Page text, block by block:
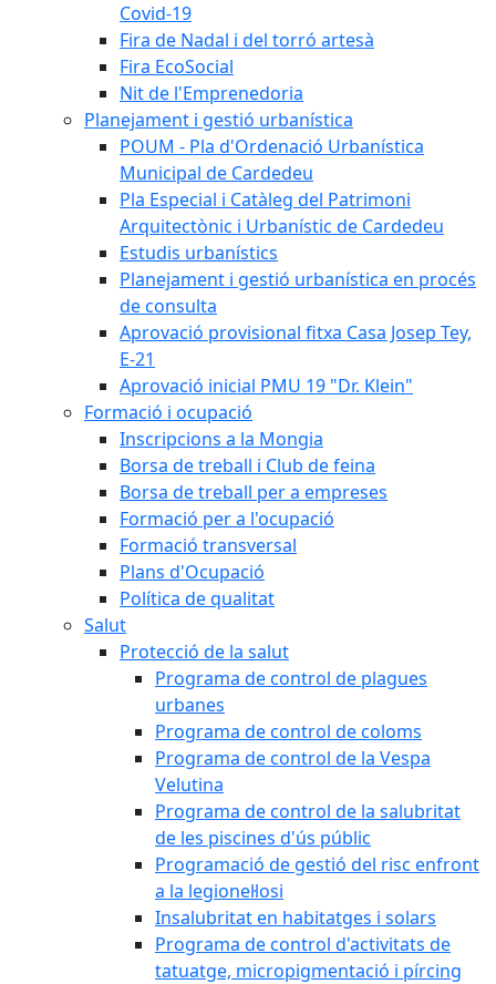
Covid-19
Fira de Nadal i del torró artesà
Fira EcoSocial
Nit de l'Emprenedoria
Planejament i gestió urbanística
POUM - Pla d'Ordenació Urbanística
Municipal de Cardedeu
Pla Especial i Catàleg del Patrimoni
Arquitectònic i Urbanístic de Cardedeu
Estudis urbanístics
Planejament i gestió urbanística en procés
de consulta
Aprovació provisional fitxa Casa Josep Tey,
E-21
Aprovació inicial PMU 19 "Dr. Klein"
Formació i ocupació
Inscripcions a la Mongia
Borsa de treball i Club de feina
Borsa de treball per a empreses
Formació per a l'ocupació
Formació transversal
Plans d'Ocupació
Política de qualitat
Salut
Protecció de la salut
Programa de control de plagues
urbanes
Programa de control de coloms
Programa de control de la Vespa
Velutina
Programa de control de la salubritat
de les piscines d'ús públic
Programació de gestió del risc enfront
a la legionel·losi
Insalubritat en habitatges i solars
Programa de control d'activitats de
tatuatge, micropigmentació i pírcing